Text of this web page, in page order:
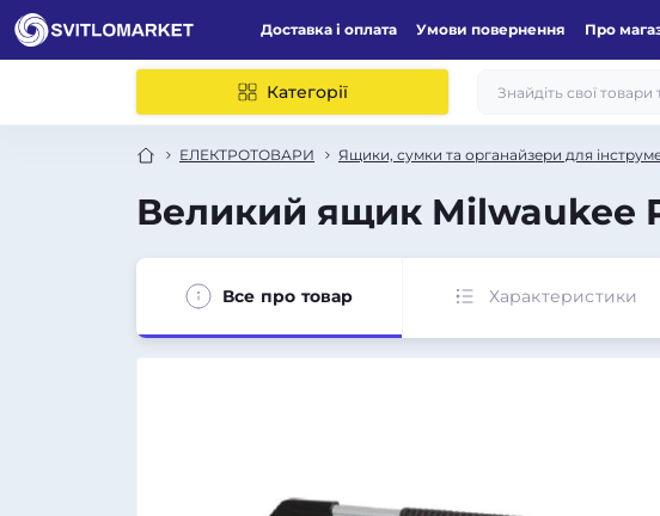
Доставка і оплата Умови повернення Про
Категорії
ЕЛЕКТРОТОВАРИ Ящики, сумки та органайзери для
Великий ящик Milwaukee
Все про товар Характеристики